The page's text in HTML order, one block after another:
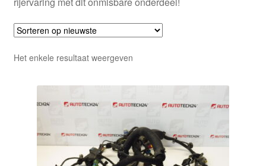
Het enkele resultaat weergeven